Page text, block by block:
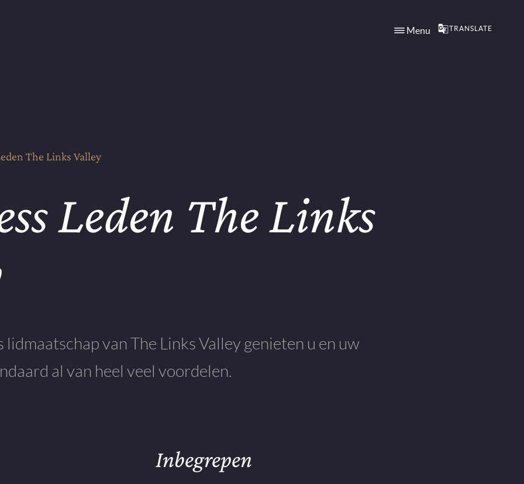
Menu TRANSLATE
Leden The Links
lidmaatschap van The Links Valley genieten u en uw
al van heel veel voordelen.
The Links Valley
Inbegrepen